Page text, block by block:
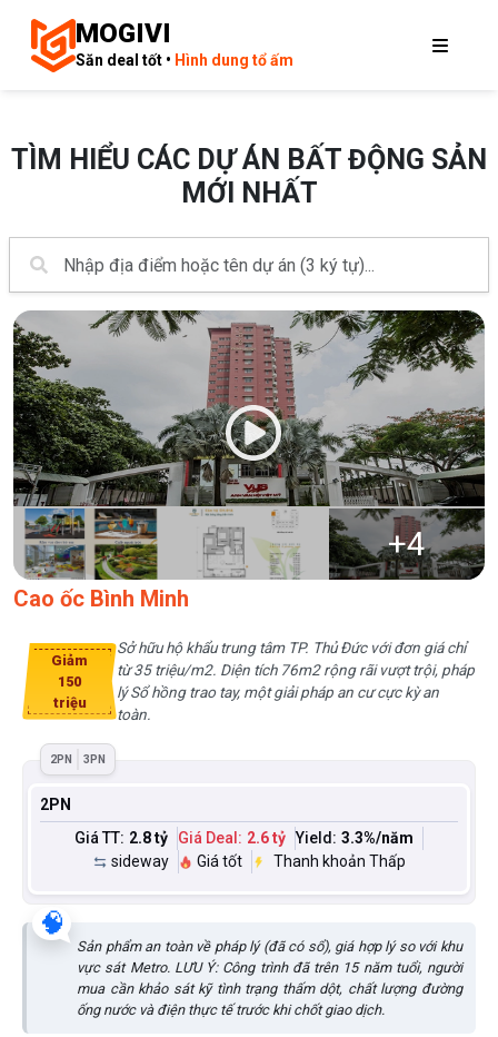
MOGIVI
Săn deal tốt • Hình dung tổ ấm
TÌM HIỂU CÁC DỰ ÁN BẤT ĐỘNG SẢN
MỚI NHẤT
+4
Cao ốc Bình Minh
Giảm
150
triệu
Sở hữu hộ khẩu trung tâm TP. Thủ Đức với đơn giá chỉ
từ 35 triệu/m2. Diện tích 76m2 rộng rãi vượt trội, pháp
lý Sổ hồng trao tay, một giải pháp an cư cực kỳ an
toàn.
2PN 3PN
2PN
Giá TT: 2.8 tỷ Giá Deal: 2.6 tỷ Yield: 3.3%/năm
sideway
Giá tốt Thanh khoản Thấp
🧠
Sản phẩm an toàn về pháp lý (đã có sổ), giá hợp lý so với khu
vực sát Metro. LƯU Ý: Công trình đã trên 15 năm tuổi, người
mua cần khảo sát kỹ tình trạng thấm dột, chất lượng đường
ống nước và điện thực tế trước khi chốt giao dịch.